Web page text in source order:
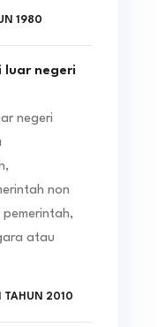
1980
luar negeri
negeri
non
atau
TAHUN 2010